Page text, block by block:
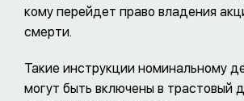
кому перейдет право владения
смерти.
Такие инструкции номинальному
могут быть включены в трастовый